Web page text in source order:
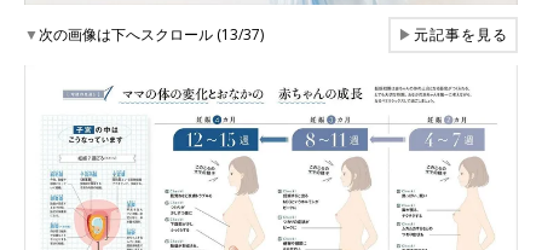
▼次の画像は下へスクロール (13/37) ▶元記事を見る